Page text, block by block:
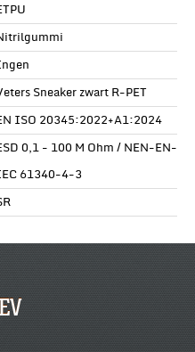
Sneaker zwart R-PET
ISO 20345:2022+A1:2024
0,1 - 100 M Ohm / NEN-EN-
61340-4-3